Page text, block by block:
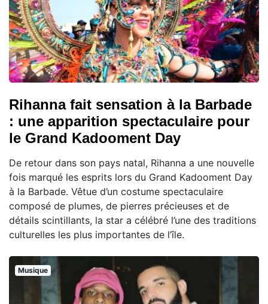
Rihanna fait sensation à la Barbade
: une apparition spectaculaire pour
le Grand Kadooment Day
De retour dans son pays natal, Rihanna a une nouvelle
fois marqué les esprits lors du Grand Kadooment Day
à la Barbade. Vêtue d’un costume spectaculaire
composé de plumes, de pierres précieuses et de
détails scintillants, la star a célébré l’une des traditions
culturelles les plus importantes de l’île.
Musique